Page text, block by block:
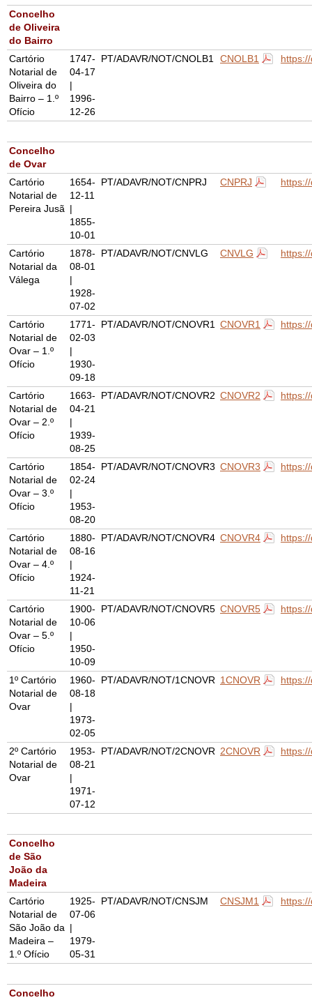
Concelho
de Oliveira
do Bairro
Cartório
Notarial de
Oliveira do
Bairro – 1.º
Ofício
1747-
04-17
|
1996-
12-26
PT/ADAVR/NOT/CNOLB1 CNOLB1
Concelho
de Ovar
Cartório
Notarial de
Pereira Jusã
1654-
12-11
|
1855-
10-01
PT/ADAVR/NOT/CNPRJ CNPRJ
Cartório
Notarial da
Válega
1878-
08-01
|
1928-
07-02
PT/ADAVR/NOT/CNVLG CNVLG
Cartório
Notarial de
Ovar – 1.º
Ofício
1771-
02-03
|
1930-
09-18
PT/ADAVR/NOT/CNOVR1 CNOVR1
Cartório
Notarial de
Ovar – 2.º
Ofício
1663-
04-21
|
1939-
08-25
PT/ADAVR/NOT/CNOVR2 CNOVR2
Cartório
Notarial de
Ovar – 3.º
Ofício
1854-
02-24
|
1953-
08-20
PT/ADAVR/NOT/CNOVR3 CNOVR3
Cartório
Notarial de
Ovar – 4.º
Ofício
1880-
08-16
|
1924-
11-21
PT/ADAVR/NOT/CNOVR4 CNOVR4
Cartório
Notarial de
Ovar – 5.º
Ofício
1900-
10-06
|
1950-
10-09
PT/ADAVR/NOT/CNOVR5 CNOVR5
1º Cartório
Notarial de
Ovar
1960-
08-18
|
1973-
02-05
PT/ADAVR/NOT/1CNOVR 1CNOVR
2º Cartório
Notarial de
Ovar
1953-
08-21
|
1971-
07-12
PT/ADAVR/NOT/2CNOVR 2CNOVR
Concelho
de São
João da
Madeira
Cartório
Notarial de
São João da
Madeira –
1.º Ofício
1925-
07-06
|
1979-
05-31
PT/ADAVR/NOT/CNSJM CNSJM1
Concelho